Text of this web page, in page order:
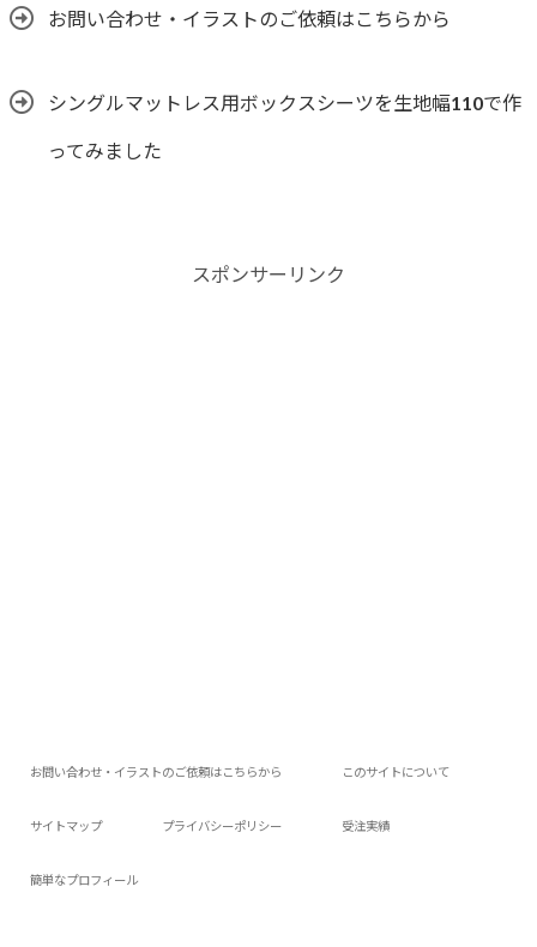
お問い合わせ・イラストのご依頼はこちらから
シングルマットレス用ボックスシーツを生地幅110で作
ってみました
スポンサーリンク
お問い合わせ・イラストのご依頼はこちらから このサイトについて
サイトマップ プライバシーポリシー 受注実績
簡単なプロフィール